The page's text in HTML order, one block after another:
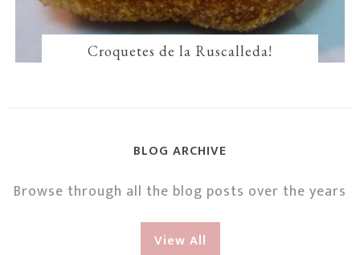
Croquetes de la Ruscalleda!
BLOG ARCHIVE
Browse through all the blog posts over the years
View All